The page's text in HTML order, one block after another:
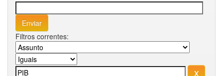
Filtros correntes: